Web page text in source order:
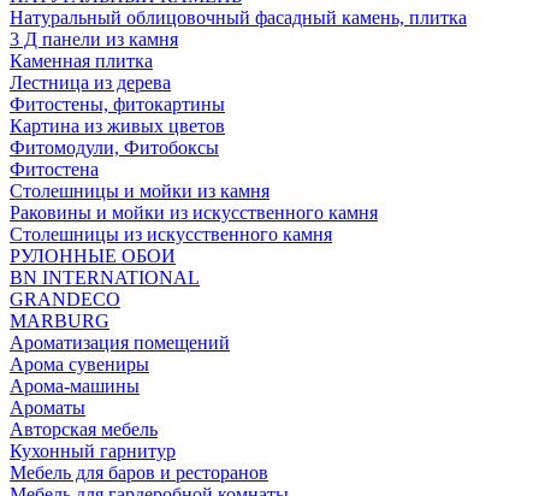
Натуральный облицовочный фасадный камень, плитка
3 Д панели из камня
Каменная плитка
Лестница из дерева
Фитостены, фитокартины
Картина из живых цветов
Фитомодули, Фитобоксы
Фитостена
Столешницы и мойки из камня
Раковины и мойки из искусственного камня
Столешницы из искусственного камня
РУЛОННЫЕ ОБОИ
BN INTERNATIONAL
GRANDECO
MARBURG
Ароматизация помещений
Арома сувениры
Арома-машины
Ароматы
Авторская мебель
Кухонный гарнитур
Мебель для баров и ресторанов